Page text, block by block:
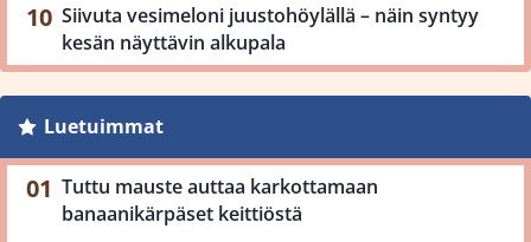
Siivuta vesimeloni juustohöylällä – näin syntyy
kesän näyttävin alkupala
Luetuimmat
Tuttu mauste auttaa karkottamaan
banaanikärpäset keittiöstä